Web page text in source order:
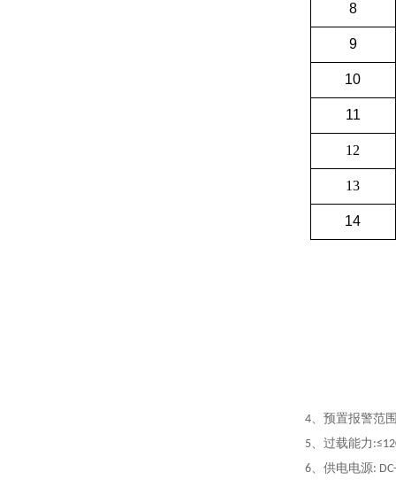
8
9
10
11
12
13
14
4、预置报警范围
5、过载能力
6、供电电源: